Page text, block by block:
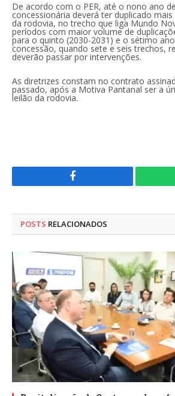
De acordo com o PER, até o nono ano
concessionária deverá ter duplicado
da rodovia, no trecho que liga Mundo
períodos com maior volume de
para o quinto (2030-2031) e o sétimo
concessão, quando sete e seis trechos,
deverão passar por intervenções.
As diretrizes constam no contrato
passado, após a Motiva Pantanal ser a
leilão da rodovia.
Facebook
POSTS RELACIONADOS